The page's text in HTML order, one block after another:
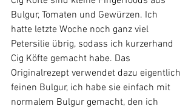
Bulgur, Tomaten und Gewürzen. Ich
hatte letzte Woche noch ganz viel
Petersilie übrig, sodass ich kurzerhand
Cig Köfte gemacht habe. Das
Originalrezept verwendet dazu eigentlich
feinen Bulgur, ich habe sie einfach mit
normalem Bulgur gemacht, den ich